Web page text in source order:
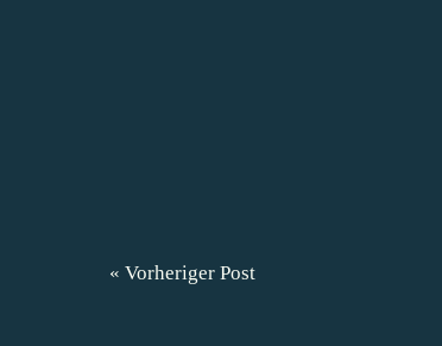
« Vorheriger Post